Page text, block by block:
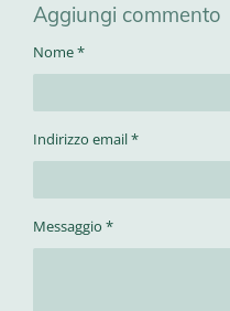
d
i
i
d
i
i
d
i
d
i
Aggiungi commento
Nome *
Indirizzo email *
Messaggio *